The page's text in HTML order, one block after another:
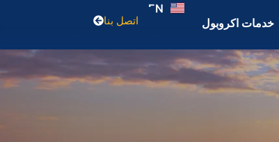
خدمات اكروبول
EN
اتصل بنا